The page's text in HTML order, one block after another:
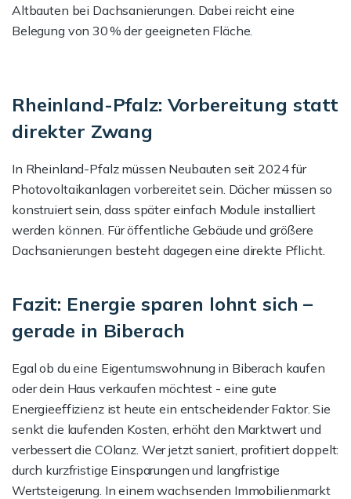
Altbauten bei Dachsanierungen. Dabei reicht eine
Belegung von 30 % der geeigneten Fläche.
Rheinland-Pfalz: Vorbereitung statt
direkter Zwang
In Rheinland-Pfalz müssen Neubauten seit 2024 für
Photovoltaikanlagen vorbereitet sein. Dächer müssen so
konstruiert sein, dass später einfach Module installiert
werden können. Für öffentliche Gebäude und größere
Dachsanierungen besteht dagegen eine direkte Pflicht.
Fazit: Energie sparen lohnt sich –
gerade in Biberach
Egal ob du eine Eigentumswohnung in Biberach kaufen
oder dein Haus verkaufen möchtest - eine gute
Energieeffizienz ist heute ein entscheidender Faktor. Sie
senkt die laufenden Kosten, erhöht den Marktwert und
verbessert die COlanz. Wer jetzt saniert, profitiert doppelt:
durch kurzfristige Einsparungen und langfristige
Wertsteigerung. In einem wachsenden Immobilienmarkt